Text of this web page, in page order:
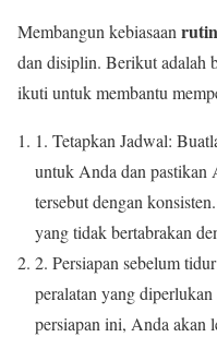
Membangun kebiasaan
dan disiplin. Berikut adalah
ikuti untuk membantu
1. Tetapkan Jadwal:
untuk Anda dan pastikan
tersebut dengan
yang tidak bertabrakan
2. Persiapan sebelum
peralatan yang
persiapan ini, Anda akan